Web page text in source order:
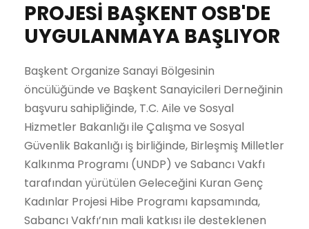
PROJESİ BAŞKENT OSB'DE
UYGULANMAYA BAŞLIYOR
Başkent Organize Sanayi Bölgesinin
öncülüğünde ve Başkent Sanayicileri Derneğinin
başvuru sahipliğinde, T.C. Aile ve Sosyal
Hizmetler Bakanlığı ile Çalışma ve Sosyal
Güvenlik Bakanlığı iş birliğinde, Birleşmiş Milletler
Kalkınma Programı (UNDP) ve Sabancı Vakfı
tarafından yürütülen Geleceğini Kuran Genç
Kadınlar Projesi Hibe Programı kapsamında,
Sabancı Vakfı’nın mali katkısı ile desteklenen